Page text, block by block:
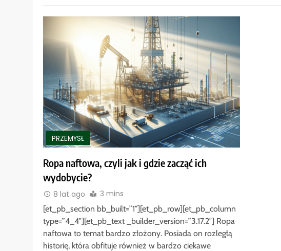
PRZEMYSŁ
Ropa naftowa, czyli jak i gdzie zacząć ich
wydobycie?
8 lat ago 3 mins
[et_pb_section bb_built=”1″][et_pb_row][et_pb_column
type=”4_4″][et_pb_text _builder_version=”3.17.2″] Ropa
naftowa to temat bardzo złożony. Posiada on rozległą
historię, która obfituje również w bardzo ciekawe